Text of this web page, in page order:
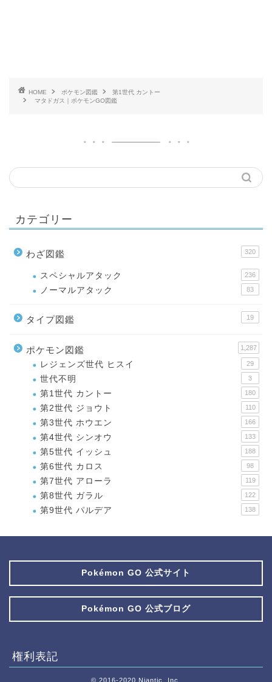
HOME ポケモン図鑑
第1世代 カントー
マタドガス｜ポケモンGO図鑑
カテゴリー
わざ図鑑 320
スペシャルアタック 236
ノーマルアタック 83
タイプ図鑑 19
ポケモン図鑑 1,287
レジェンズ世代 ヒスイ 29
世代不明 3
第1世代 カントー 180
第2世代 ジョウト 110
第3世代 ホウエン 166
第4世代 シンオウ 133
第5世代 イッシュ 188
第6世代 カロス 98
第7世代 アローラ 119
第8世代 ガラル 122
第9世代 パルデア 138
Pokémon GO 公式サイト
Pokémon GO 公式ブログ
権利表記
© 2016-2020 Niantic, Inc.